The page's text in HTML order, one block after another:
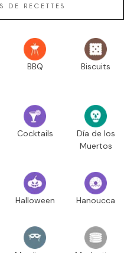
DE RECETTES
BBQ Biscuits
Cocktails
Día de los
Muertos
Halloween Hanoucca